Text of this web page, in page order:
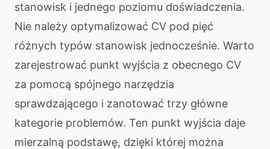
stanowisk i jednego poziomu doświadczenia.
Nie należy optymalizować CV pod pięć
różnych typów stanowisk jednocześnie. Warto
zarejestrować punkt wyjścia z obecnego CV
za pomocą spójnego narzędzia
sprawdzającego i zanotować trzy główne
kategorie problemów. Ten punkt wyjścia daje
mierzalną podstawę, dzięki której można